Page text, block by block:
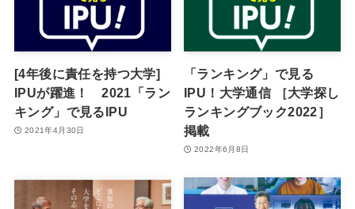
[4年後に責任を持つ大学]
IPUが躍進！ 2021「ラン
キング」で見るIPU
2021年4月30日
「ランキング」で見る
IPU！大学通信 ［大学探し
ランキングブック2022］
掲載
2022年6月8日